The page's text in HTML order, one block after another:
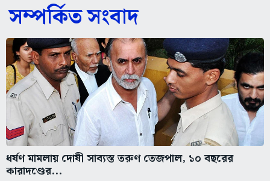
সম্পর্কিত সংবাদ
ধর্ষণ মামলায় দোষী সাব্যস্ত তরুণ তেজপাল, ১০ বছরের
কারাদণ্ডের...